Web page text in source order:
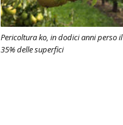
Pericoltura ko, in dodici anni perso il
35% delle superfici